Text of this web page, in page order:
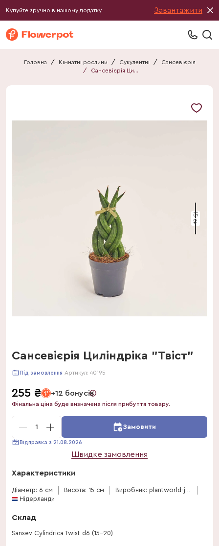
Купуйте зручно в нашому додатку Завантажити
Головна / Кімнатні рослини / Сукулентні /
Сансевієрія
/
Сансевієрія Циліндріка "Твіст"
15 см
Сансевієрія Циліндріка "Твіст"
Під замовлення Артикул: 40195
255 ₴ +12 бонусів
Фінальна ціна буде визначена після прибуття товару.
1 Замовити
Відправка з 21.08.2026
Швидке замовлення
Характеристики
Діаметр: 6 см Висота: 15 см
Виробник: plantworld-jogrow
Нідерланди
Склад
Sansev Cylindrica Twist d6 (15-20)